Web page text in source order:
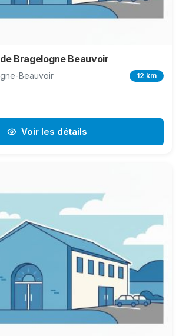
Bragelogne Beauvoir
Beauvoir 12 km
Voir les détails